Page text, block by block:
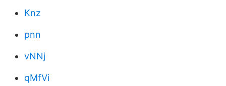
Knz
pnn
vNNj
qMfVi